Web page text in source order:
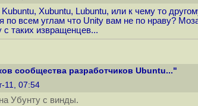
Xubuntu, Lubuntu, или к чему то
по всем углам что Unity вам не по нраву?
таких извращенцев...
сообщества разработчиков Ubuntu..."
11, 07:54
Убунту с винды.